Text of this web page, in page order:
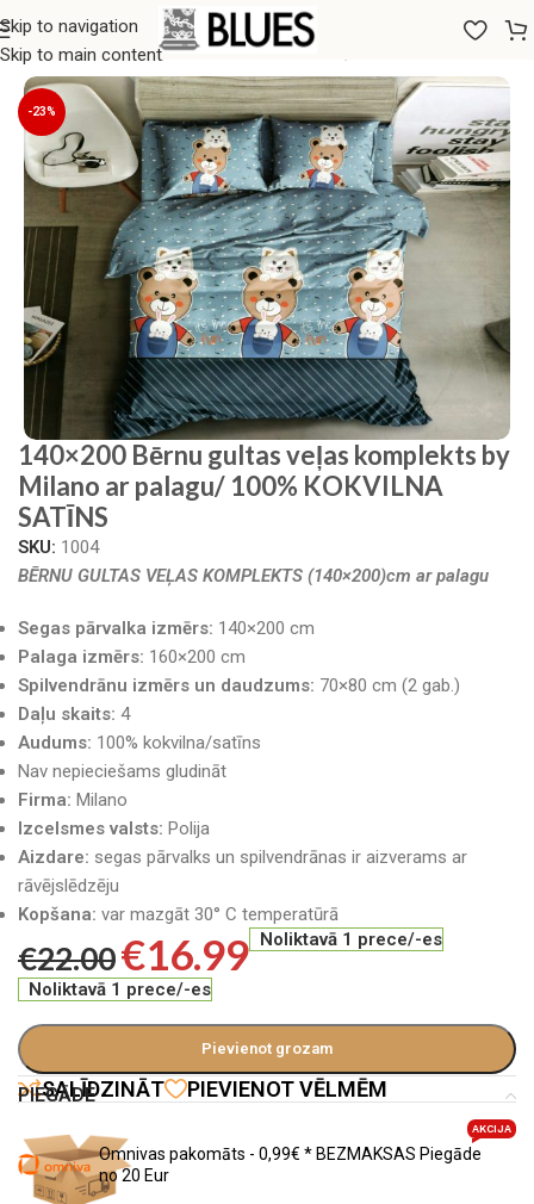
Skip to navigation
Skip to main content
Sākums/Gultas veļa/140x200 GULTAS VEĻAS KOMPLEKTI
-23%
140×200 Bērnu gultas veļas komplekts by
Milano ar palagu/ 100% KOKVILNA
SATĪNS
SKU: 1004
BĒRNU GULTAS VEĻAS KOMPLEKTS (140×200)cm ar palagu
Segas pārvalka izmērs: 140×200 cm
Palaga izmērs: 160×200 cm
Spilvendrānu izmērs un daudzums: 70×80 cm (2 gab.)
Daļu skaits: 4
Audums: 100% kokvilna/satīns
Nav nepieciešams gludināt
Firma: Milano
Izcelsmes valsts: Polija
Aizdare: segas pārvalks un spilvendrānas ir aizverams ar
rāvējslēdzēju
Kopšana: var mazgāt 30° C temperatūrā
€22.00€16.99 Noliktavā 1 prece/-es
Noliktavā 1 prece/-es
Pievienot grozam
SALĪDZINĀT PIEVIENOT VĒLMĒM
PIEGĀDE
Omnivas pakomāts - 0,99€ * BEZMAKSAS Piegāde
no 20 Eur
AKCIJA